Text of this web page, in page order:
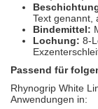
Text genannt,
Bindemittel:
Lochung: 8-
Passend für
Rhynogrip White
Anwendungen in: